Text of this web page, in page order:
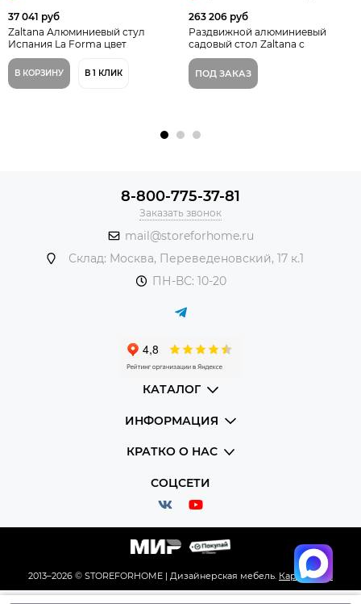
37 041 руб
Zaltana Алюминиевый стул
Испания La Forma цвет
коричневый
В КОРЗИНУ В 1 КЛИК
263 206 руб
Раздвижной алюминиевый
садовый стол Zaltana с
коричневой матовой отделкой
180 (240) x 100 см La Forma
Испания
ПОД ЗАКАЗ
8-800-775-37-81
Заказать звонок
mail@storeforhome.ru
Склад: Москва, Переведеновский, 17 к.1
ПН-ВС: 10-20
КАТАЛОГ
ИНФОРМАЦИЯ
КРАТКО О НАС
СОЦСЕТИ
2013–2026 © STOREFORHOME | Дизайнерская мебель. Карта сайта